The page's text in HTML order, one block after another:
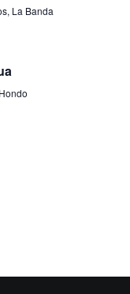
La Banda